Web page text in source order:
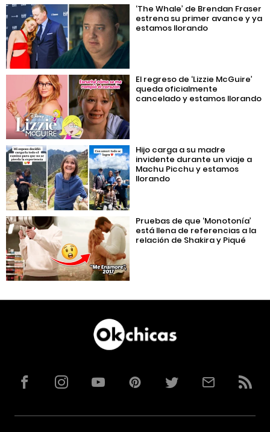
‘The Whale’ de Brendan Fraser
estrena su primer avance y ya
estamos llorando
El regreso de ‘Lizzie McGuire’
queda oficialmente
cancelado y estamos llorando
Hijo carga a su madre
invidente durante un viaje a
Machu Picchu y estamos
llorando
Pruebas de que ‘Monotonía’
está llena de referencias a la
relación de Shakira y Piqué
FacebookInstagramYouTubePinterestTwitterCorreoRSS